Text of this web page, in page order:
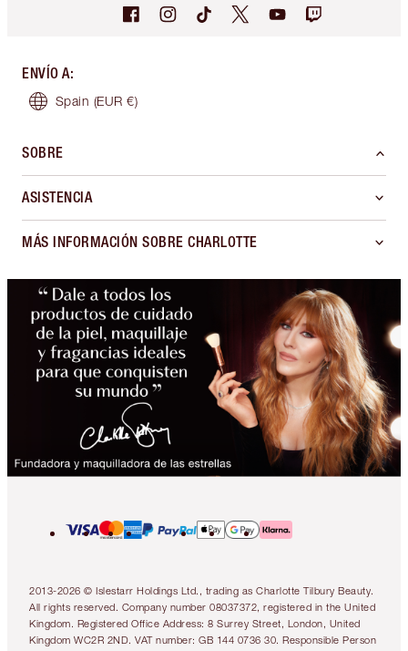
ENVÍO A:
Spain (EUR €)
SOBRE
ASISTENCIA
MÁS INFORMACIÓN SOBRE CHARLOTTE
2013-2026 © Islestarr Holdings Ltd., trading as Charlotte Tilbury Beauty.
All rights reserved. Company number 08037372, registered in the United
Kingdom. Registered Office Address: 8 Surrey Street, London, United
Kingdom WC2R 2ND. VAT number: GB 144 0736 30. Responsible Person